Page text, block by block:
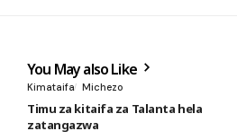
You May also Like
Kimataifa Michezo
Timu za kitaifa za Talanta hela
zatangazwa